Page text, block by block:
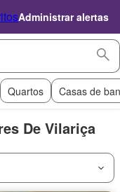
Administrar alertas
Quartos Casas de
De Vilariça